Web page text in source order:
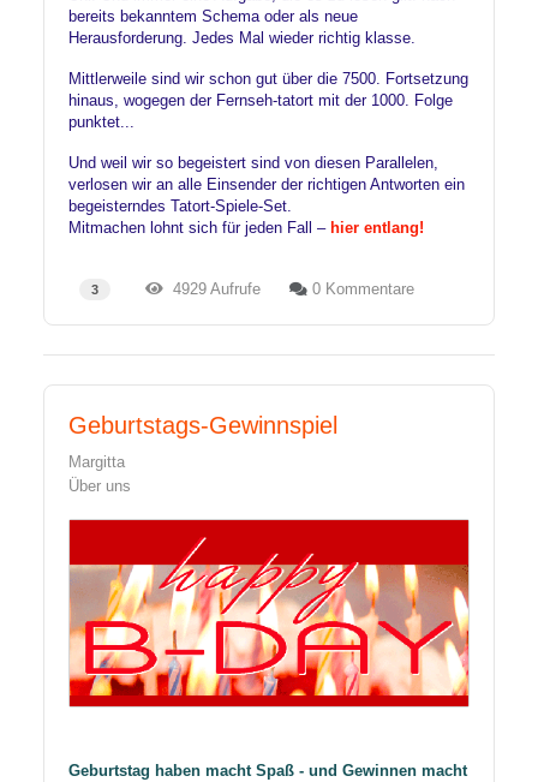
bereits bekanntem Schema oder als neue
Herausforderung. Jedes Mal wieder richtig klasse.
Mittlerweile sind wir schon gut über die 7500. Fortsetzung
hinaus, wogegen der Fernseh-tatort mit der 1000. Folge
punktet...
Und weil wir so begeistert sind von diesen Parallelen,
verlosen wir an alle Einsender der richtigen Antworten ein
begeisterndes Tatort-Spiele-Set.
Mitmachen lohnt sich für jeden Fall – hier entlang!
3 4929 Aufrufe 0 Kommentare
Geburtstags-Gewinnspiel
Margitta
Über uns
Geburtstag haben macht Spaß - und Gewinnen macht